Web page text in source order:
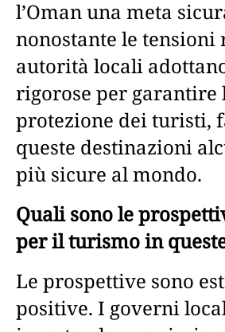
l’Oman una meta
nonostante le tensioni
autorità locali
rigorose per garantire
protezione dei turisti,
queste destinazioni
più sicure al mondo.
Quali sono le
per il turismo in
Le prospettive sono
positive. I governi